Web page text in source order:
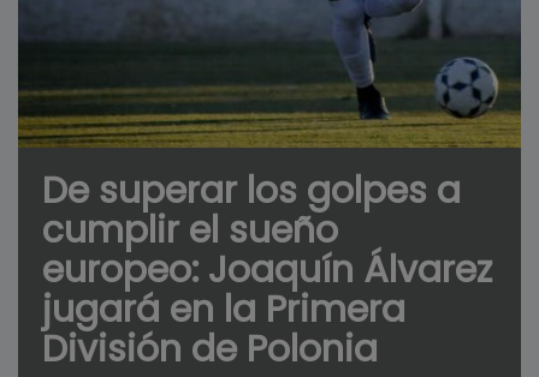
De superar los golpes a
cumplir el sueño
europeo: Joaquín Álvarez
jugará en la Primera
División de Polonia